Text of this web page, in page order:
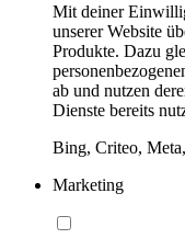
Mit deiner
unserer Website
Produkte. Dazu
ab und nutzen
Dienste bereits
Bing, Criteo,
Marketing